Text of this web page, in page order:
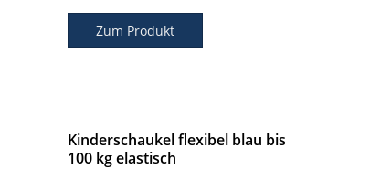
Zum Produkt
Kinderschaukel flexibel blau bis
100 kg elastisch